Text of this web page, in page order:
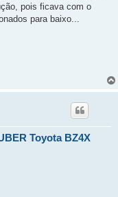
pois ficava com o
para baixo...
Toyota BZ4X